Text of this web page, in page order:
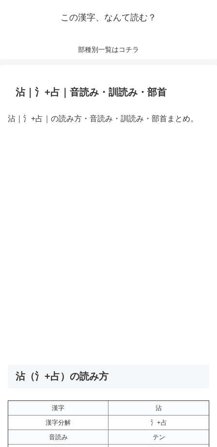
この漢字、なんて読む？
部種別一覧はコチラ
沾｜氵+占｜音読み・訓読み・部首
沾｜氵+占｜の読み方・音読み・訓読み・部首まとめ。
沾（氵+占）の読み方
漢字
沾
漢字分解
氵+占
音読み
テン